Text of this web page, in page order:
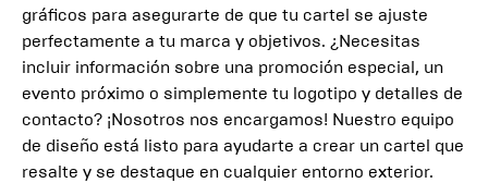
gráficos para asegurarte de que tu cartel se ajuste
perfectamente a tu marca y objetivos. ¿Necesitas
incluir información sobre una promoción especial, un
evento próximo o simplemente tu logotipo y detalles de
contacto? ¡Nosotros nos encargamos! Nuestro equipo
de diseño está listo para ayudarte a crear un cartel que
resalte y se destaque en cualquier entorno exterior.